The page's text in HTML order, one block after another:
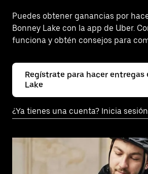
Puedes obtener ganancias por
Bonney Lake con la app de Uber.
funciona y obtén consejos para
Regístrate para hacer entregas
Lake
¿Ya tienes una cuenta? Inicia sesión